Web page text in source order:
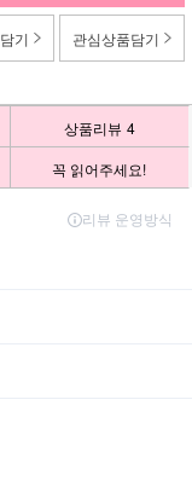
기 관심상품담기
상품리뷰 4
꼭 읽어주세요!